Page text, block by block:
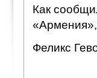
Как
«Армения»,
Феликс